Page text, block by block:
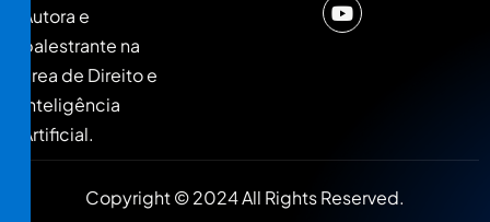
Autora e
palestrante na
área de Direito e
Inteligência
Artificial.
Copyright © 2024 All Rights Reserved.